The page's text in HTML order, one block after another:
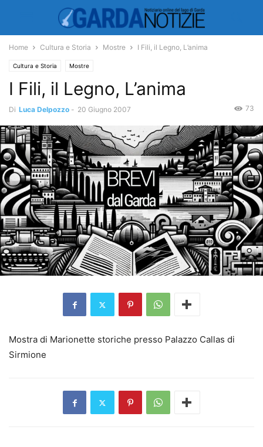
Home Cultura e Storia Mostre I Fili, il Legno, L’anima
Cultura e Storia Mostre
I Fili, il Legno, L’anima
Di Luca Delpozzo - 20 Giugno 2007 73
Mostra di Marionette storiche presso Palazzo Callas di
Sirmione